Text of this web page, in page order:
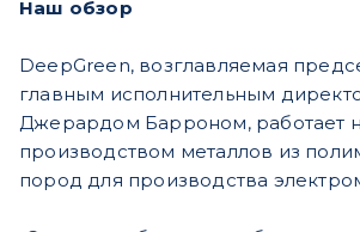
Наш обзор
DeepGreen, возглавляемая
главным исполнительным
Джерардом Барроном, работает
производством металлов из
пород для производства